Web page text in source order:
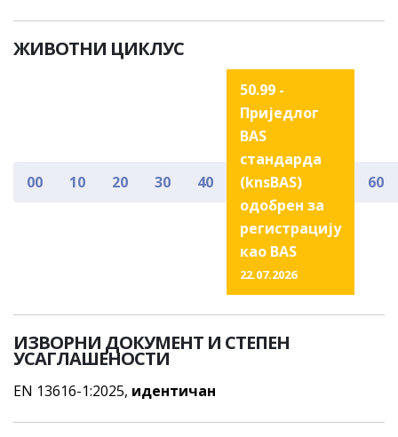
ЖИВОТНИ ЦИКЛУС
00 10 20 30 40
50.99 -
Приједлог
BAS
стандарда
(knsBAS)
одобрен за
регистрацију
као BAS
22.07.2026
60
ИЗВОРНИ ДОКУМЕНТ И СТЕПЕН
УСАГЛАШЕНОСТИ
EN 13616-1:2025, идентичан